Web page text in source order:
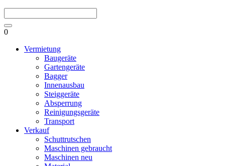
0
Vermietung
Baugeräte
Gartengeräte
Bagger
Innenausbau
Steiggeräte
Absperrung
Reinigungsgeräte
Transport
Verkauf
Schuttrutschen
Maschinen gebraucht
Maschinen neu